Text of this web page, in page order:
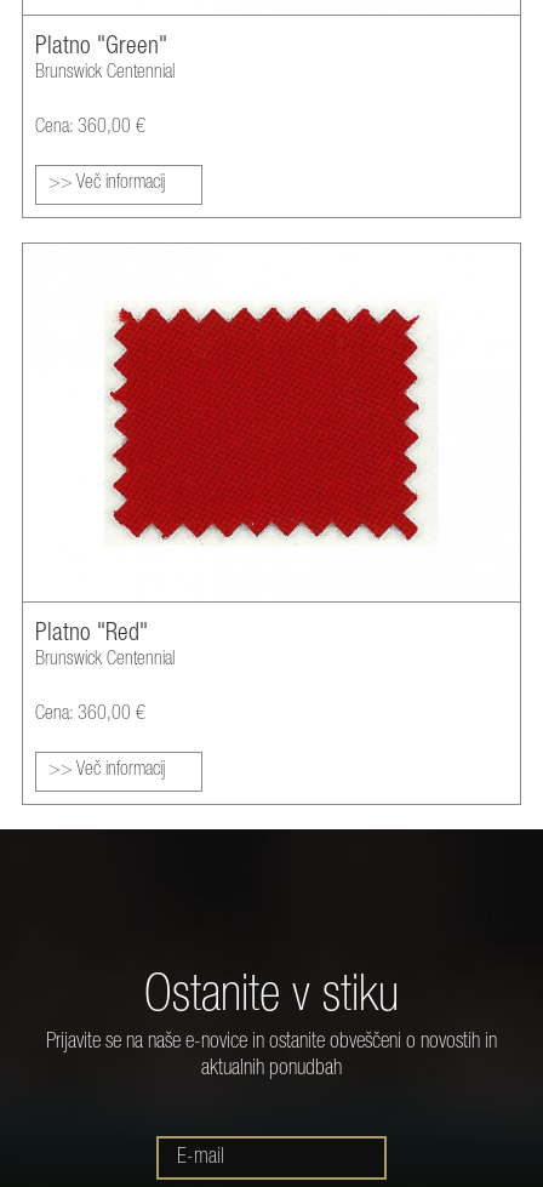
Platno "Green"
Brunswick Centennial
Cena: 360,00 €
>> Več informacij
Platno "Red"
Brunswick Centennial
Cena: 360,00 €
>> Več informacij
Ostanite v stiku
Prijavite se na naše e-novice in ostanite obveščeni o novostih in
aktualnih ponudbah